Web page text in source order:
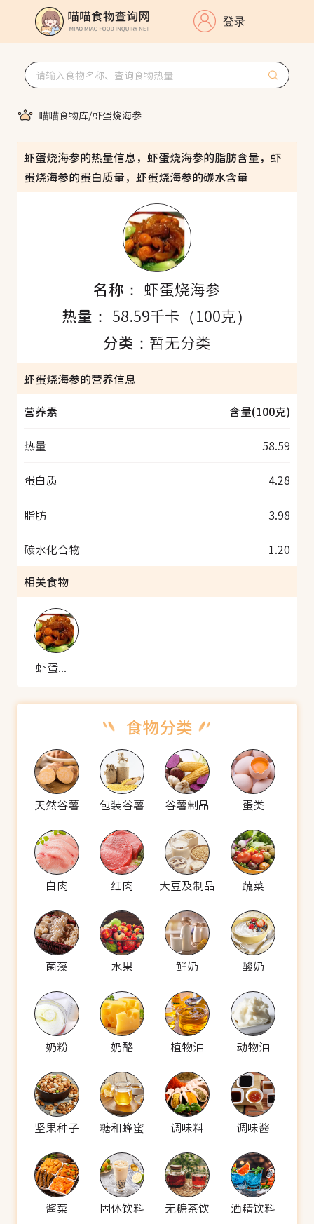
登录
喵喵食物库/虾蛋烧海参
虾蛋烧海参的热量信息，虾蛋烧海参的脂肪含量，虾
蛋烧海参的蛋白质量，虾蛋烧海参的碳水含量
名称： 虾蛋烧海参
热量： 58.59千卡（100克）
分类： 暂无分类
虾蛋烧海参的营养信息
营养素
含量(100克)
热量 58.59
蛋白质 4.28
脂肪 3.98
碳水化合物
1.20
相关食物
虾蛋烧海参
天然谷薯 包装谷薯 谷薯制品 蛋类
白肉 红肉 大豆及制品 蔬菜
菌藻 水果 鲜奶 酸奶
奶粉 奶酪 植物油 动物油
坚果种子 糖和蜂蜜 调味料 调味酱
酱菜 固体饮料 无糖茶饮 酒精饮料